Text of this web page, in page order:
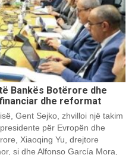
Bankës Botërore dhe
dhe reformat
Gent Sejko, zhvilloi një takim
për Evropën dhe
Xiaoqing Yu, drejtore
si dhe Alfonso García Mora,